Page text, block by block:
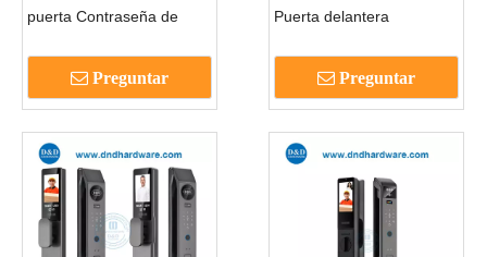
puerta Contraseña de
sin llave Bloqueo
inteligente para puerta-
DDEL005
Preguntar
Puerta delantera
inteligente con video
intercomunicador-
DDEL007
Preguntar